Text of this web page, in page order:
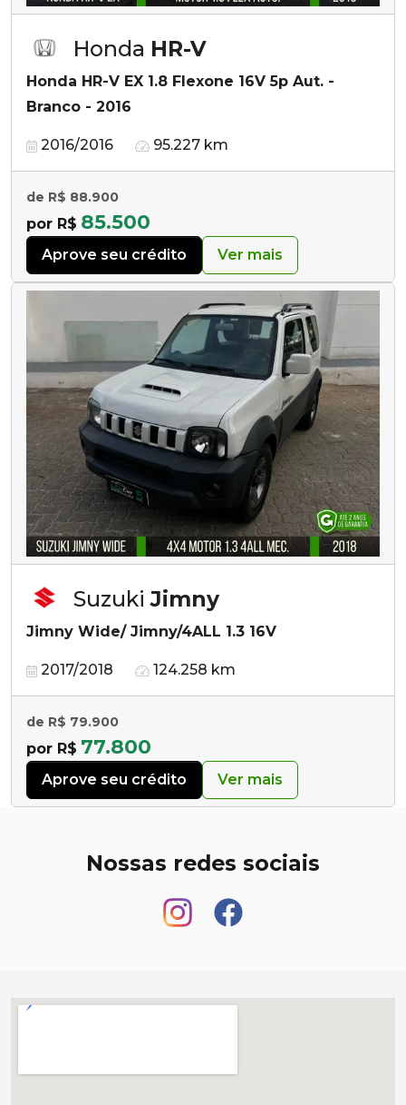
Honda HR-V
Honda HR-V EX 1.8 Flexone 16V 5p Aut. -
Branco - 2016
2016/2016 95.227 km
de R$ 88.900
por R$ 85.500
Aprove seu crédito Ver mais
SuzukiJimny
Jimny Wide/ Jimny/4ALL 1.3 16V
2017/2018 124.258 km
de R$ 79.900
por R$ 77.800
Aprove seu crédito Ver mais
Nossas redes sociais